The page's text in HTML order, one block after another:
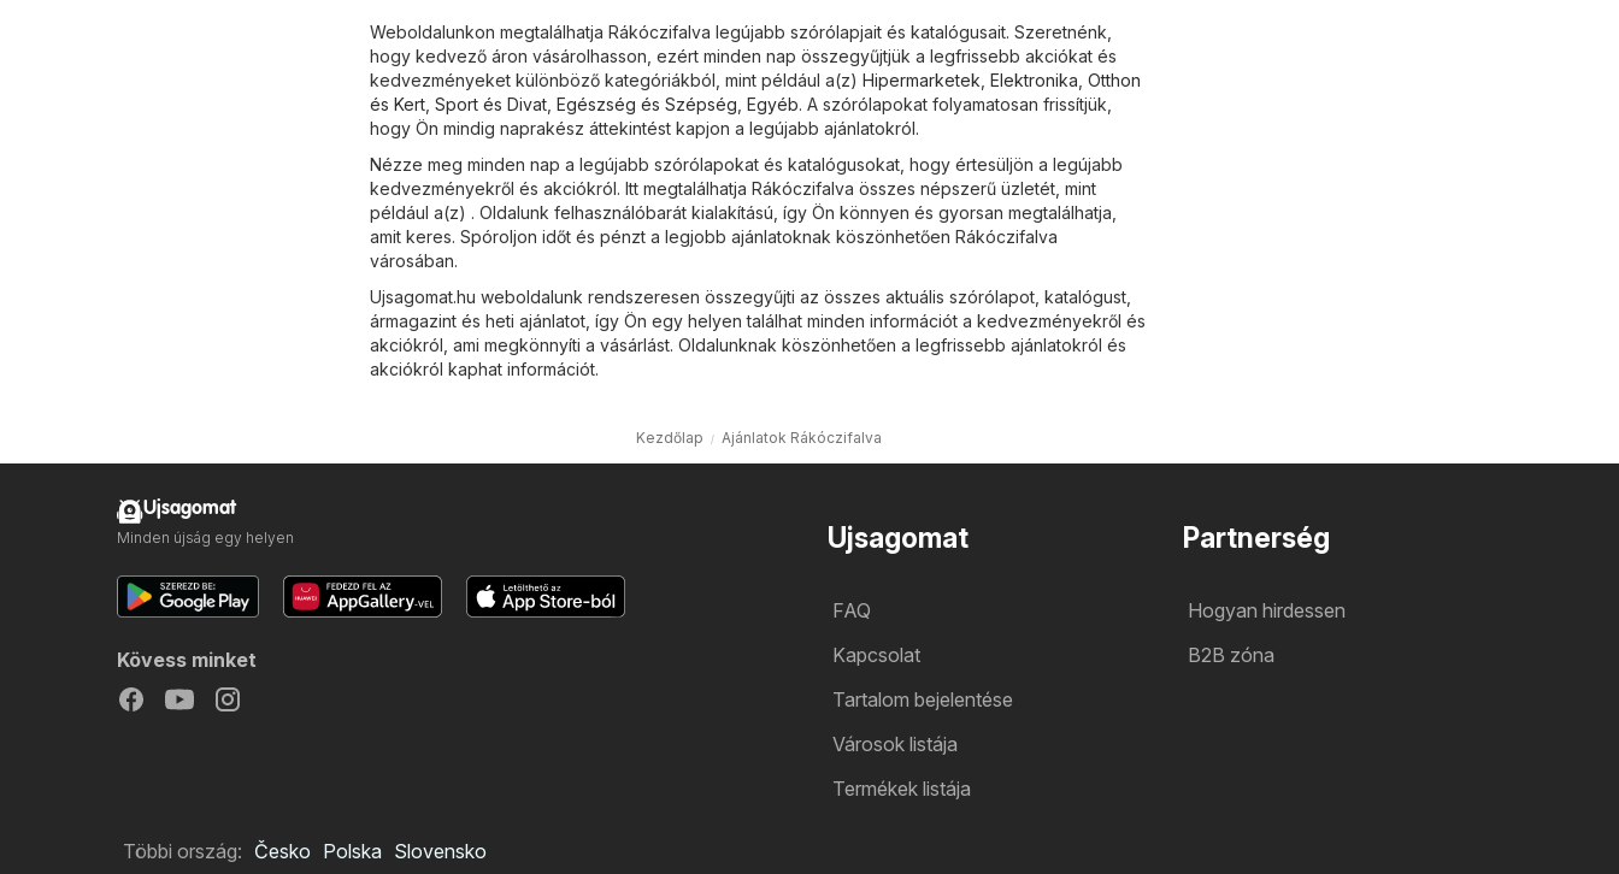
Weboldalunkon megtalálhatja Rákóczifalva legújabb szórólapjait és katalógusait. Szeretnénk,
hogy kedvező áron vásárolhasson, ezért minden nap összegyűjtjük a legfrissebb akciókat és
kedvezményeket különböző kategóriákból, mint például a(z) Hipermarketek Elektronika Otthon
és Kert Sport és Divat Egészség és Szépség Egyéb. A szórólapokat folyamatosan frissítjük,
hogy Ön mindig naprakész áttekintést kapjon a legújabb ajánlatokról.
Nézze meg minden nap a legújabb szórólapokat és katalógusokat, hogy értesüljön a legújabb
kedvezményekről és akciókról. Itt megtalálhatja Rákóczifalva összes népszerű üzletét, mint
például a(z) . Oldalunk felhasználóbarát kialakítású, így Ön könnyen és gyorsan megtalálhatja,
amit keres. Spóroljon időt és pénzt a legjobb ajánlatoknak köszönhetően Rákóczifalva
városában.
Ujsagomat.hu weboldalunk rendszeresen összegyűjti az összes aktuális szórólapot, katalógust,
ármagazint és heti ajánlatot, így Ön egy helyen találhat minden információt a kedvezményekről és
akciókról, ami megkönnyíti a vásárlást. Oldalunknak köszönhetően a legfrissebb ajánlatokról és
akciókról kaphat információt.
Kezdőlap Ajánlatok Rákóczifalva
Ujsagomat
FAQ
Kapcsolat
Tartalom bejelentése
Városok listája
Termékek listája
Partnerség
Hogyan hirdessen
B2B zóna
Ujsagomat
Minden újság egy helyen
Kövess minket
Többi ország: Česko Polska Slovensko